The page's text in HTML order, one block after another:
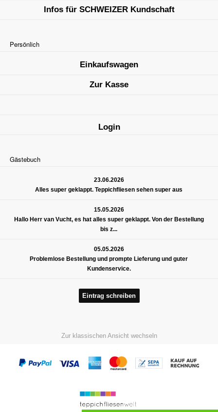
Infos für SCHWEIZER Kundschaft
Persönlich
Einkaufswagen
Zur Kasse
Login
Gästebuch
23.06.2026
Alles super geklappt. Teppichfliesen sehen super aus
15.05.2026
Hallo Herr van Vucht, es hat alles super geklappt. Von der Bestellung
bis z...
05.05.2026
Problemlose Bestellung und prompte Lieferung und guter
Kundenservice.
Eintrag schreiben
Zur klassischen Ansicht wechseln